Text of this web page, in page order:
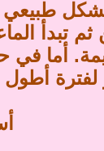
أما